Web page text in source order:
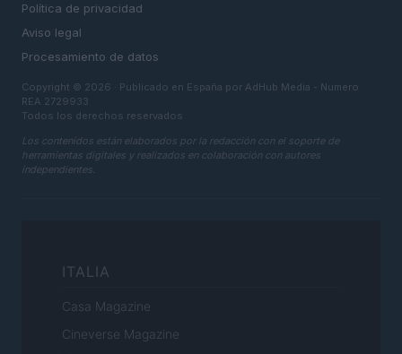
Política de privacidad
Aviso legal
Procesamiento de datos
Copyright © 2026 · Publicado en España por AdHub Media - Numero
REA 2729933
Todos los derechos reservados
Los contenidos están elaborados por la redacción con el soporte de
herramientas digitales y realizados en colaboración con autores
independientes.
ITALIA
Casa Magazine
Cineverse Magazine